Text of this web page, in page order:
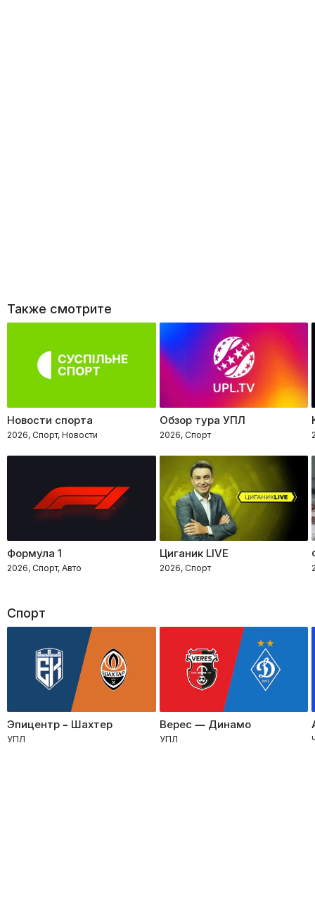
Также смотрите
Новости спорта
2026, Спорт, Новости
Обзор тура УПЛ
2026, Спорт
Формула 1
2026, Спорт, Авто
Циганик LIVE
2026, Спорт
Спорт
Эпицентр – Шахтер
УПЛ
Верес — Динамо
УПЛ